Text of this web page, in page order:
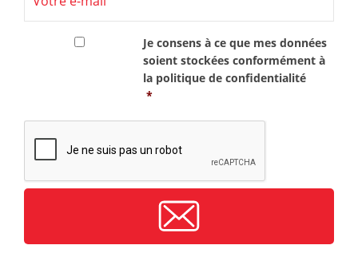
Je consens à ce que mes données
soient stockées conformément à
la politique de confidentialité
*
CAPTCHA